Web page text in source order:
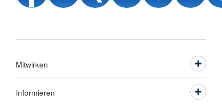
Mitwirken
Informieren